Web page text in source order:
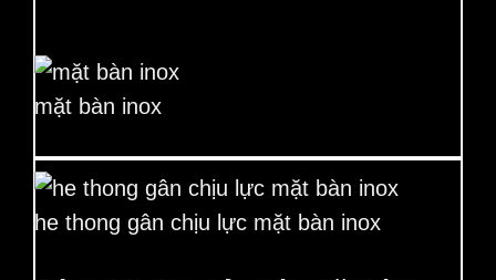
mặt bàn inox
he thong gân chịu lực mặt bàn inox